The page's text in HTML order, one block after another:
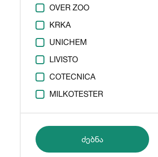
OVER ZOO
KRKA
UNICHEM
LIVISTO
COTECNICA
MILKOTESTER
ძებნა